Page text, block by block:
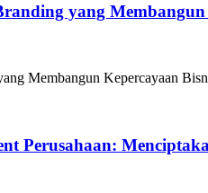
yang
Membangun Kepercayaan
Perusahaan: